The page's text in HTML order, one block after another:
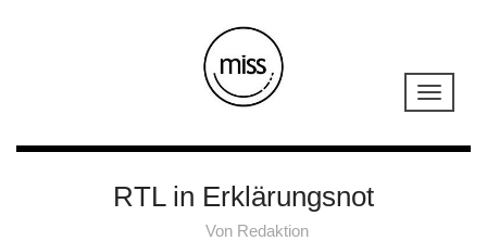
RTL in Erklärungsnot
Von Redaktion